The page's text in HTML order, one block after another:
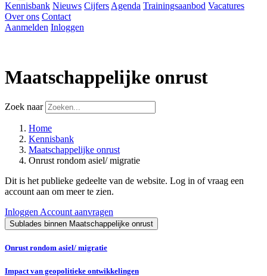
Kennisbank Nieuws Cijfers Agenda Trainingsaanbod Vacatures
Over ons Contact
Aanmelden Inloggen
Maatschappelijke onrust
Zoek naar
Home
Kennisbank
Maatschappelijke onrust
Onrust rondom asiel/ migratie
Dit is het publieke gedeelte van de website. Log in of vraag een
account aan om meer te zien.
Inloggen Account aanvragen
Sublades binnen Maatschappelijke onrust
Onrust rondom asiel/ migratie
Impact van geopolitieke ontwikkelingen